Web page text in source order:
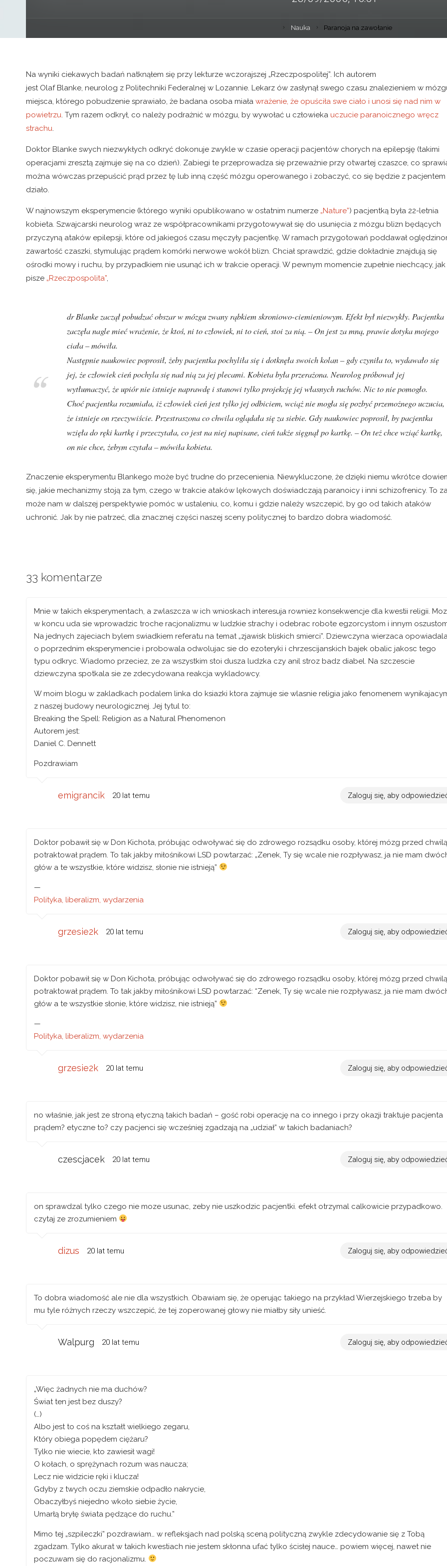
Nauka Paranoja na zawołanie
Na wyniki ciekawych badań natknąłem się przy lekturze wczorajszej „Rzeczpospolitej”. Ich autorem
jest Olaf Blanke, neurolog z Politechniki Federalnej w Lozannie. Lekarz ów zasłynął swego czasu znalezieniem w
miejsca, którego pobudzenie sprawiało, że badana osoba miała wrażenie, że opuściła swe ciało i unosi się nad nim w
powietrzu. Tym razem odkrył, co należy podrażnić w mózgu, by wywołać u człowieka uczucie paranoicznego wręcz
strachu.
Doktor Blanke swych niezwykłych odkryć dokonuje zwykle w czasie operacji pacjentów chorych na epilepsję (takimi
operacjami zresztą zajmuje się na co dzień). Zabiegi te przeprowadza się przeważnie przy otwartej czaszce, co
można wówczas przepuścić prąd przez tę lub inną część mózgu operowanego i zobaczyć, co się będzie z pacjentem
działo.
W najnowszym eksperymencie (którego wyniki opublikowano w ostatnim numerze „Nature”) pacjentką była 22-letnia
kobieta. Szwajcarski neurolog wraz ze współpracownikami przygotowywał się do usunięcia z mózgu blizn będących
przyczyną ataków epilepsji, które od jakiegoś czasu męczyły pacjentkę. W ramach przygotowań poddawał
zawartość czaszki, stymulując prądem komórki nerwowe wokół blizn. Chciał sprawdzić, gdzie dokładnie znajdują się
ośrodki mowy i ruchu, by przypadkiem nie usunąć ich w trakcie operacji. W pewnym momencie zupełnie niechcący, jak
pisze „Rzeczpospolita”,
dr Blanke zaczął pobudzać obszar w mózgu zwany rąbkiem skroniowo-ciemieniowym. Efekt był niezwykły. Pacjentka
zaczęła nagle mieć wrażenie, że ktoś, ni to człowiek, ni to cień, stoi za nią. – On jest za mną, prawie dotyka mojego
ciała – mówiła.
Następnie naukowiec poprosił, żeby pacjentka pochyliła się i dotknęła swoich kolan – gdy czyniła to, wydawało się
jej, że człowiek cień pochyla się nad nią za jej plecami. Kobieta była przerażona. Neurolog próbował jej
wytłumaczyć, że upiór nie istnieje naprawdę i stanowi tylko projekcję jej własnych ruchów. Nic to nie pomogło.
Choć pacjentka rozumiała, iż człowiek cień jest tylko jej odbiciem, wciąż nie mogła się pozbyć przemożnego uczucia,
że istnieje on rzeczywiście. Przestraszona co chwila oglądała się za siebie. Gdy naukowiec poprosił, by pacjentka
wzięła do ręki kartkę i przeczytała, co jest na niej napisane, cień także sięgnął po kartkę. – On też chce wziąć kartkę,
on nie chce, żebym czytała – mówiła kobieta.
Znaczenie eksperymentu Blankego może być trudne do przecenienia. Niewykluczone, że dzięki niemu wkrótce
się, jakie mechanizmy stoją za tym, czego w trakcie ataków lękowych doświadczają paranoicy i inni schizofrenicy. To
może nam w dalszej perspektywie pomóc w ustaleniu, co, komu i gdzie należy wszczepić, by go od takich ataków
uchronić. Jak by nie patrzeć, dla znacznej części naszej sceny politycznej to bardzo dobra wiadomość.
33 komentarze
Mnie w takich eksperymentach, a zwlaszcza w ich wnioskach interesuja rowniez konsekwencje dla kwestii religii.
w koncu uda sie wprowadzic troche racjonalizmu w ludzkie strachy i odebrac robote egzorcystom i innym
Na jednych zajeciach bylem swiadkiem referatu na temat „zjawisk bliskich smierci”. Dziewczyna wierzaca opowiadala
o poprzednim eksperymencie i probowala odwolujac sie do ezoteryki i chrzescijanskich bajek obalic jakosc tego
typu odkryc. Wiadomo przeciez, ze za wszystkim stoi dusza ludzka czy anil stroz badz diabel. Na szczescie
dziewczyna spotkala sie ze zdecydowana reakcja wykladowcy.
W moim blogu w zakladkach podalem linka do ksiazki ktora zajmuje sie wlasnie religia jako fenomenem
z naszej budowy neurologicznej. Jej tytul to:
Breaking the Spell: Religion as a Natural Phenomenon
Autorem jest:
Daniel C. Dennett
Pozdrawiam
emigrancik 20 lat temu Zaloguj się, aby
Doktor pobawił się w Don Kichota, próbując odwoływać się do zdrowego rozsądku osoby, której mózg przed chwilą
potraktował prądem. To tak jakby miłośnikowi LSD powtarzać: „Zenek, Ty się wcale nie rozpływasz, ja nie mam
głów a te wszystkie, które widzisz, słonie nie istnieją”
—
Polityka, liberalizm, wydarzenia
grzesie2k 20 lat temu Zaloguj się, aby
Doktor pobawił się w Don Kichota, próbując odwoływać się do zdrowego rozsądku osoby, której mózg przed chwilą
potraktował prądem. To tak jakby miłośnikowi LSD powtarzać: “Zenek, Ty się wcale nie rozpływasz, ja nie mam
głów a te wszystkie słonie, które widzisz, nie istnieją”
—
Polityka, liberalizm, wydarzenia
grzesie2k 20 lat temu Zaloguj się, aby
no właśnie, jak jest ze stroną etyczną takich badań – gość robi operację na co innego i przy okazji traktuje pacjenta
prądem? etyczne to? czy pacjenci się wcześniej zgadzają na „udział” w takich badaniach?
czescjacek 20 lat temu Zaloguj się, aby
on sprawdzal tylko czego nie moze usunac, zeby nie uszkodzic pacjentki. efekt otrzymal calkowicie przypadkowo.
czytaj ze zrozumieniem
dizus 20 lat temu Zaloguj się, aby
To dobra wiadomość ale nie dla wszystkich. Obawiam się, że operując takiego na przykład Wierzejskiego trzeba by
mu tyle różnych rzeczy wszczepić, że tej zoperowanej głowy nie miałby siły unieść.
Walpurg 20 lat temu Zaloguj się, aby
„Więc żadnych nie ma duchów?
Świat ten jest bez duszy?
(…)
Albo jest to coś na kształt wielkiego zegaru,
Który obiega popędem ciężaru?
Tylko nie wiecie, kto zawiesił wagi!
O kołach, o sprężynach rozum was naucza;
Lecz nie widzicie ręki i klucza!
Gdyby z twych oczu ziemskie odpadło nakrycie,
Obaczyłbyś niejedno wkoło siebie życie,
Umarłą bryłę świata pędzące do ruchu.”
Mimo tej „szpileczki” pozdrawiam… w refleksjach nad polską sceną polityczną zwykle zdecydowanie się z Tobą
zgadzam. Tylko akurat w takich kwestiach nie jestem skłonna ufać tylko ścisłej nauce… powiem więcej, nawet nie
poczuwam się do racjonalizmu.